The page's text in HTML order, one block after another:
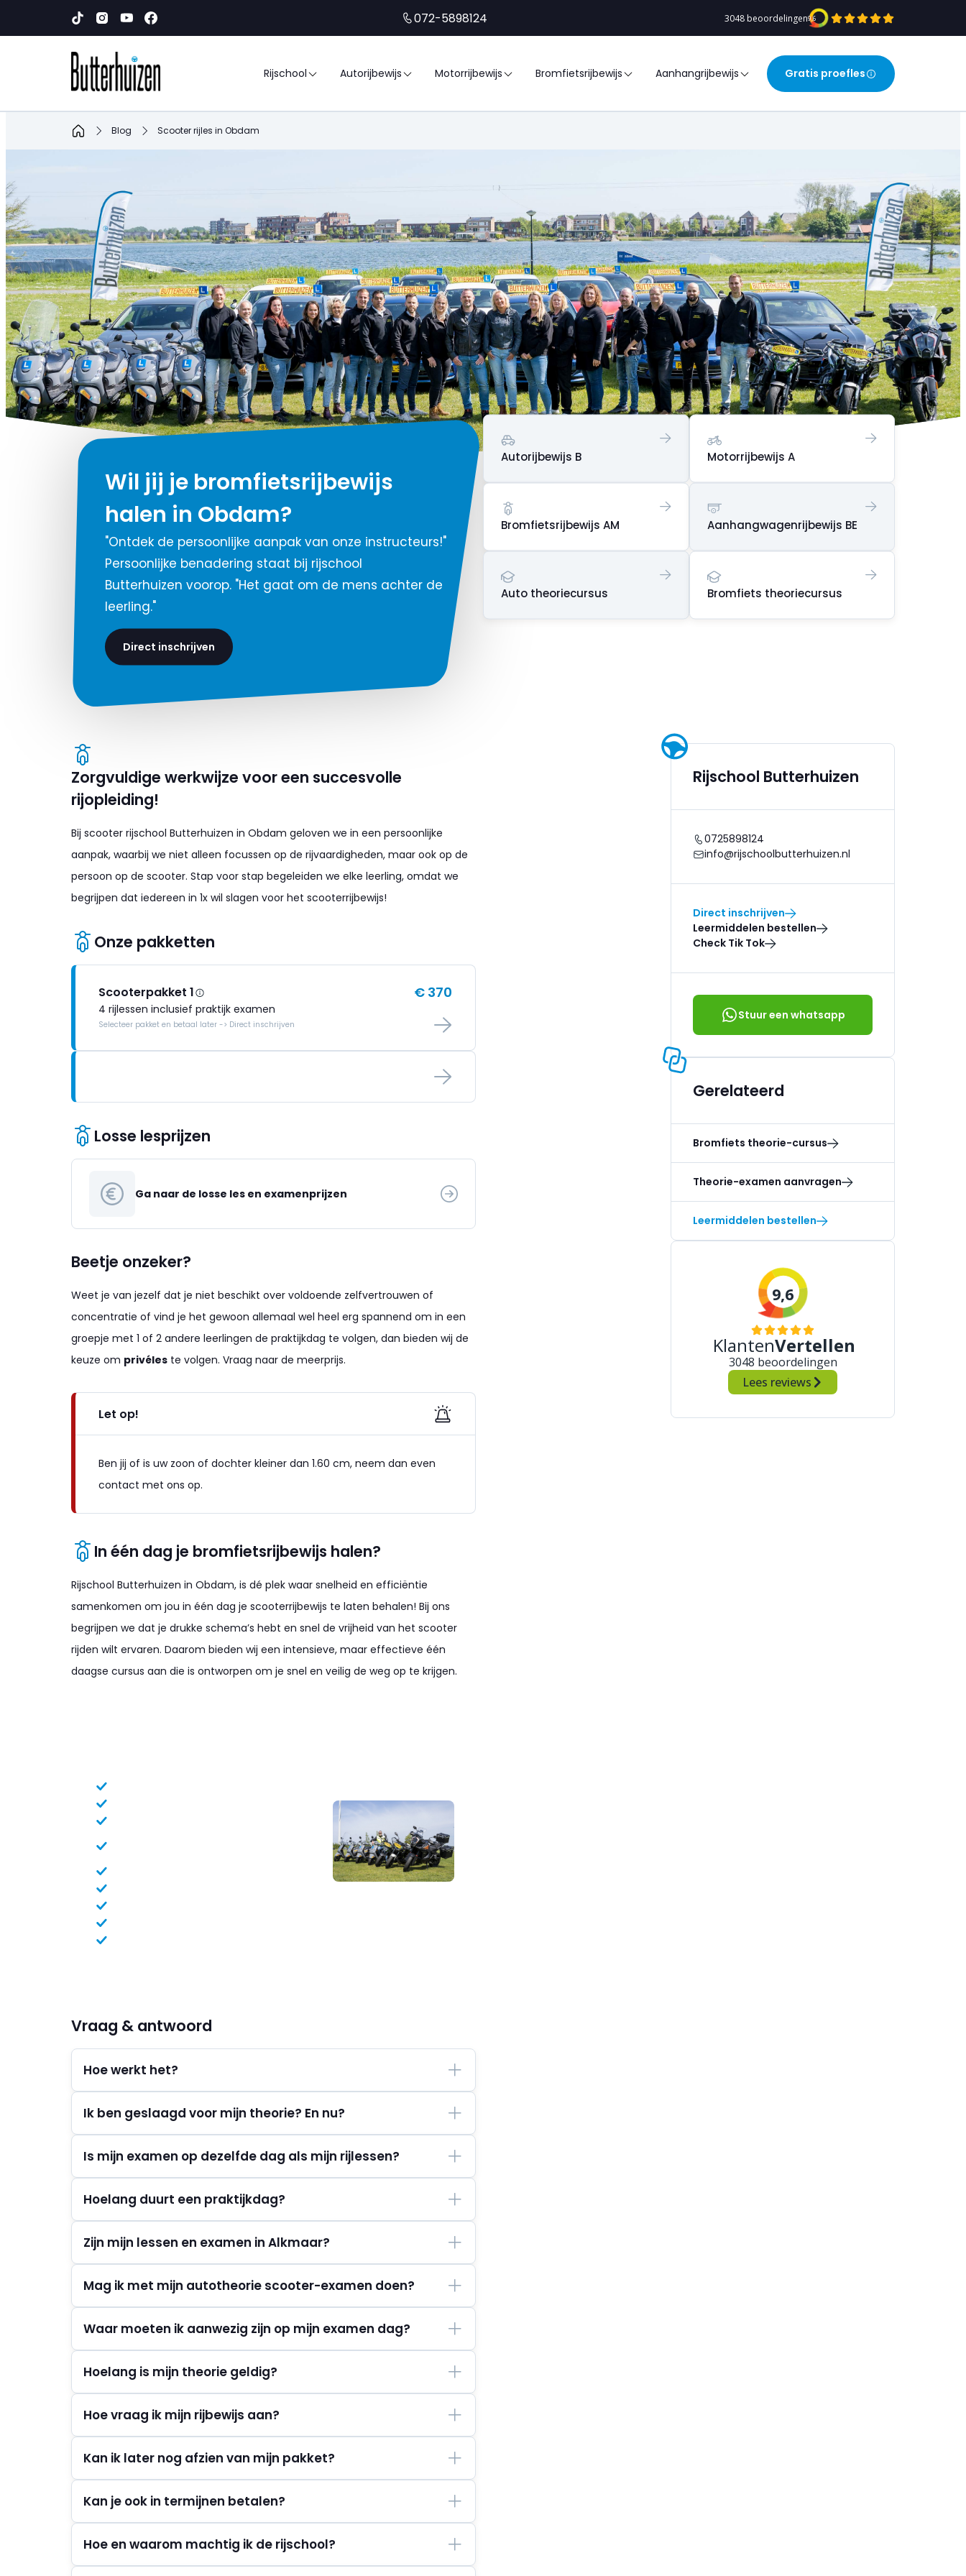
072-5898124 3048 beoordelingen9,6
Rijschool Autorijbewijs Motorrijbewijs Bromfietsrijbewijs Aanhangrijbewijs Gratis proefles
Home Blog Scooter rijles in Obdam
Wil jij je bromfietsrijbewijs
halen in Obdam?
"Ontdek de persoonlijke aanpak van onze instructeurs!"
Persoonlijke benadering staat bij rijschool
Butterhuizen voorop. "Het gaat om de mens achter de
leerling."
Direct inschrijven
Autorijbewijs B Motorrijbewijs A
Bromfietsrijbewijs AM Aanhangwagenrijbewijs BE
Auto theoriecursus Bromfiets theoriecursus
Zorgvuldige werkwijze voor een succesvolle
rijopleiding!
Bij scooter rijschool Butterhuizen in Obdam geloven we in een persoonlijke
aanpak, waarbij we niet alleen focussen op de rijvaardigheden, maar ook op de
persoon op de scooter. Stap voor stap begeleiden we elke leerling, omdat we
begrijpen dat iedereen in 1x wil slagen voor het scooterrijbewijs!
Onze pakketten
Scooterpakket 1 € 370
4 rijlessen inclusief praktijk examen
Selecteer pakket en betaal later -> Direct inschrijven
Losse lesprijzen
Ga naar de losse les en examenprijzen
Beetje onzeker?
Weet je van jezelf dat je niet beschikt over voldoende zelfvertrouwen of
concentratie of vind je het gewoon allemaal wel heel erg spannend om in een
groepje met 1 of 2 andere leerlingen de praktijkdag te volgen, dan bieden wij de
keuze om privéles te volgen. Vraag naar de meerprijs.
Let op!
Ben jij of is uw zoon of dochter kleiner dan 1.60 cm, neem dan even
contact met ons op.
In één dag je bromfietsrijbewijs halen?
Rijschool Butterhuizen in Obdam, is dé plek waar snelheid en efficiëntie
samenkomen om jou in één dag je scooterrijbewijs te laten behalen! Bij ons
begrijpen we dat je drukke schema’s hebt en snel de vrijheid van het scooter
rijden wilt ervaren. Daarom bieden wij een intensieve, maar effectieve één
daagse cursus aan die is ontworpen om je snel en veilig de weg op te krijgen.
Vraag & antwoord
Hoe werkt het?
Ik ben geslaagd voor mijn theorie? En nu?
Is mijn examen op dezelfde dag als mijn rijlessen?
Hoelang duurt een praktijkdag?
Zijn mijn lessen en examen in Alkmaar?
Mag ik met mijn autotheorie scooter-examen doen?
Waar moeten ik aanwezig zijn op mijn examen dag?
Hoelang is mijn theorie geldig?
Hoe vraag ik mijn rijbewijs aan?
Kan ik later nog afzien van mijn pakket?
Kan je ook in termijnen betalen?
Hoe en waarom machtig ik de rijschool?
Rijschool Butterhuizen
0725898124
info@rijschoolbutterhuizen.nl
Direct inschrijven
Leermiddelen bestellen
Check Tik Tok
Stuur een whatsapp
Gerelateerd
Bromfiets theorie-cursus
Theorie-examen aanvragen
Leermiddelen bestellen
9,6
KlantenVertellen
3048 beoordelingen
Lees reviews